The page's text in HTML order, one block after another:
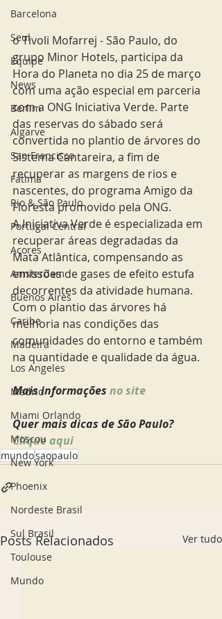
Barcelona
Seul
Equipe
News
Berlim
Algarve
San Francisco
Fatima
Rio & São Paulo
Portugal Central
Açores
Amsterdam
Buenos Aires
Caribe
Madeira
Los Angeles
Madrid
Miami Orlando
Moscou
New York
Phoenix
Nordeste Brasil
Sul Brasil
Toulouse
Mundo
o Tivoli Mofarrej - São Paulo, do
grupo Minor Hotels, participa da
Hora do Planeta no dia 25 de março
com uma ação especial em parceria
com a ONG Iniciativa Verde. Parte
das reservas do sábado será
convertida no plantio de árvores do
Sistema Cantareira, a fim de
recuperar as margens de rios e
nascentes, do programa Amigo da
Floresta promovido pela ONG.
A Iniciativa Verde é especializada em
recuperar áreas degradadas da
Mata Atlântica, compensando as
emissões de gases de efeito estufa
decorrentes da atividade humana.
Com o plantio das árvores há
melhoria nas condições das
comunidades do entorno e também
na quantidade e qualidade da água.
Mais informações no site
Quer mais dicas de São Paulo?
Clique aqui
mundosaopaulo
Posts Relacionados Ver tudo